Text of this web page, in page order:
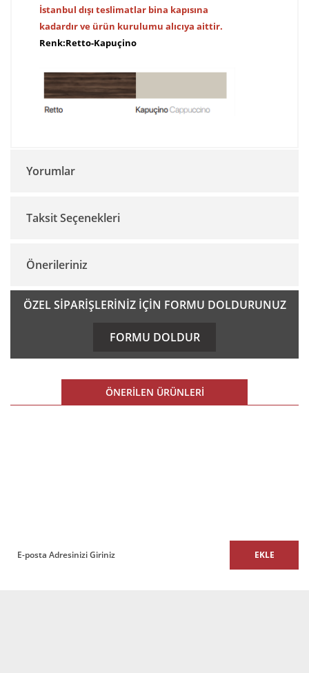
İstanbul dışı teslimatlar bina kapısına
kadardır ve ürün kurulumu alıcıya aittir.
Renk:Retto-Kapuçino
Yorumlar
Bu ürüne ilk yorumu siz yapın!
Taksit Seçenekleri
Önerileriniz
Bu ürünün fiyat bilgisi, resim, ürün açıklamalarında ve diğer
konularda yetersiz gördüğünüz noktaları öneri formunu
Ürün resmi kalitesiz, bozuk veya görüntülenemiyor.
Ürün açıklamasında eksik bilgiler bulunuyor.
ÖZEL SİPARİŞLERİNİZ İÇİN FORMU DOLDURUNUZ
FORMU DOLDUR
ÖNERİLEN ÜRÜNLERİ
EKLE